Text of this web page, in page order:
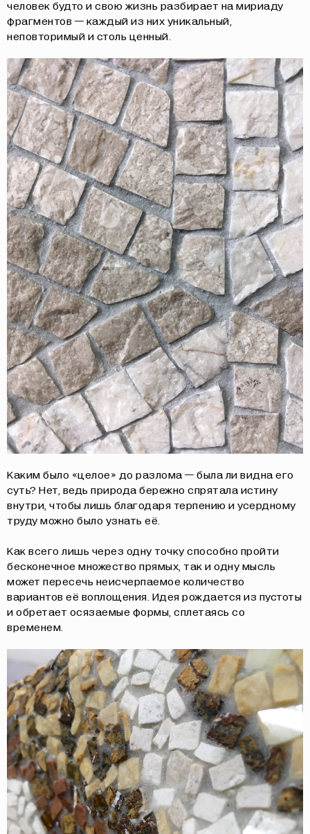
человек будто и свою жизнь разбирает на мириаду
фрагментов — каждый из них уникальный,
неповторимый и столь ценный.
Каким было «целое» до разлома — была ли видна его
суть? Нет, ведь природа бережно спрятала истину
внутри, чтобы лишь благодаря терпению и усердному
труду можно было узнать её.
Как всего лишь через одну точку способно пройти
бесконечное множество прямых, так и одну мысль
может пересечь неисчерпаемое количество
вариантов её воплощения. Идея рождается из пустоты
и обретает осязаемые формы, сплетаясь со
временем.
О НАС
ОФЛАЙН
ОНЛАЙН
СОБЫТИЯ
МАГАЗИН
ИП КАЗАДАЕВ ИВАН СЕРГЕЕВИЧ ИНН 781304752519
МЕДИА-КИТ
INST /
ПОЛИТИКА КОНФИДЕНЦИАЛЬНОСТИ
MAIL / TG
ПОДДЕРЖАТЬ ПРОЕКТ
META PLATFORMS INC. ПРИЗНАНА
ЭКСТРЕМИСТСКОЙ ОРГАНИЗАЦИЕЙ НА